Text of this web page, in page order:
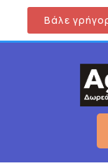
Βάλε